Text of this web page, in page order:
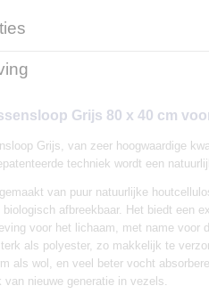
80 x
Grijs 80 x 40 cm
Grijs, van zeer hoogwaardige
techniek wordt een
van puur natuurlijke
biologisch afbreekbaar. Het biedt een
voor het lichaam, met name
als polyester, zo makkelijk te
als wol, en veel beter vocht
van nieuwe generatie in vezels.